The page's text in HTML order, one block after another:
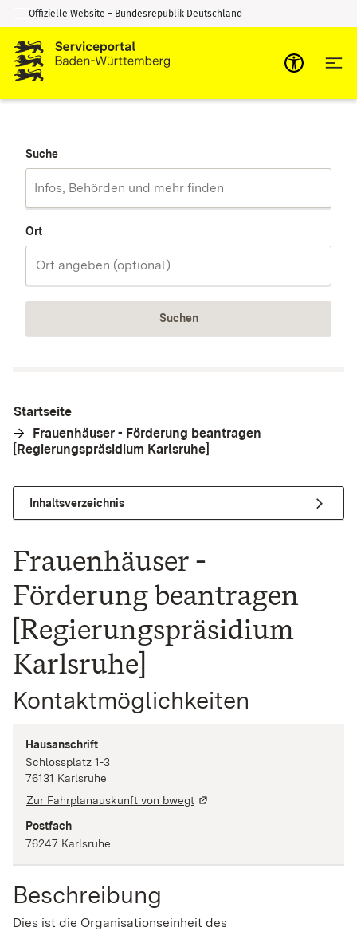
Zum Inhalt springen
Zur Suche springen
Offizielle Website – Bundesrepublik Deutschland
Suche
Ort
Suchen
Startseite
Frauenhäuser - Förderung beantragen
[Regierungspräsidium Karlsruhe]
Inhaltsverzeichnis
Frauenhäuser -
Förderung beantragen
[Regierungspräsidium
Karlsruhe]
Kontaktmöglichkeiten
Hausanschrift
Schlossplatz 1-3
76131 Karlsruhe
Zur Fahrplanauskunft von bwegt
Postfach
76247 Karlsruhe
Beschreibung
Dies ist die Organisationseinheit des